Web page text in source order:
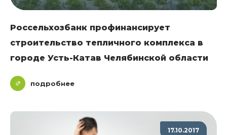
Россельхозбанк профинансирует
строительство тепличного комплекса в
городе Усть-Катав Челябинской области
подробнее
17.10.2017